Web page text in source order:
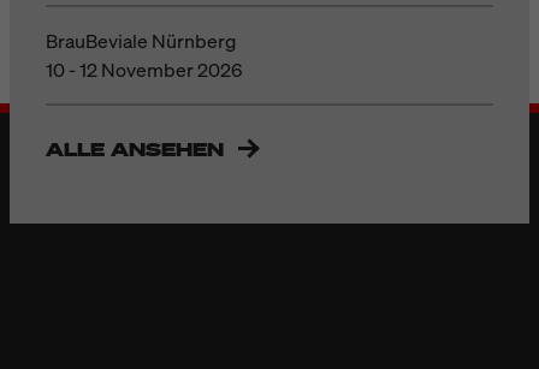
BrauBeviale Nürnberg
10 - 12 November 2026
ALLE ANSEHEN